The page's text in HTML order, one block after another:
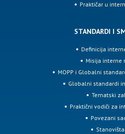
Praktičar u
STANDARDI I
Definicija
Misija interne
MOPP i Globalni
Globalni standardi
Tematski
Praktični vodiči za
Povezani
Stanovišta